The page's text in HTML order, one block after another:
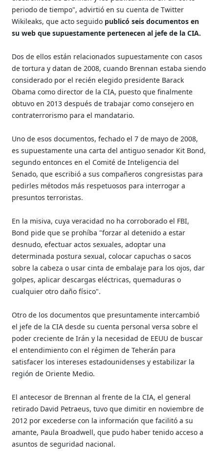
periodo de tiempo", advirtió en su cuenta de Twitter
Wikileaks, que acto seguido publicó seis documentos en
su web que supuestamente pertenecen al jefe de la CIA.
Dos de ellos están relacionados supuestamente con casos
de tortura y datan de 2008, cuando Brennan estaba siendo
considerado por el recién elegido presidente Barack
Obama como director de la CIA, puesto que finalmente
obtuvo en 2013 después de trabajar como consejero en
contraterrorismo para el mandatario.
Uno de esos documentos, fechado el 7 de mayo de 2008,
es supuestamente una carta del antiguo senador Kit Bond,
segundo entonces en el Comité de Inteligencia del
Senado, que escribió a sus compañeros congresistas para
pedirles métodos más respetuosos para interrogar a
presuntos terroristas.
En la misiva, cuya veracidad no ha corroborado el FBI,
Bond pide que se prohíba "forzar al detenido a estar
desnudo, efectuar actos sexuales, adoptar una
determinada postura sexual, colocar capuchas o sacos
sobre la cabeza o usar cinta de embalaje para los ojos, dar
golpes, aplicar descargas eléctricas, quemaduras o
cualquier otro daño físico".
Otro de los documentos que presuntamente intercambió
el jefe de la CIA desde su cuenta personal versa sobre el
poder creciente de Irán y la necesidad de EEUU de buscar
el entendimiento con el régimen de Teherán para
satisfacer los intereses estadounidenses y estabilizar la
región de Oriente Medio.
El antecesor de Brennan al frente de la CIA, el general
retirado David Petraeus, tuvo que dimitir en noviembre de
2012 por excederse con la información que facilitó a su
amante, Paula Broadwell, que pudo haber tenido acceso a
asuntos de seguridad nacional.